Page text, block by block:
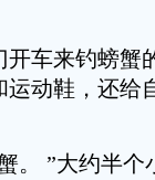
车来钓螃蟹
动鞋，还给
”大约半个